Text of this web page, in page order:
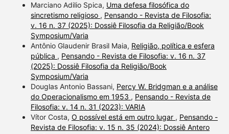
Marciano Adilio Spica, Uma defesa filosófica do
sincretismo religioso , Pensando - Revista de Filosofia:
v. 16 n. 37 (2025): Dossiê Filosofia da Religião/Book
Symposium/Varia
Antônio Glaudenir Brasil Maia, Religião, política e esfera
pública , Pensando - Revista de Filosofia: v. 16 n. 37
(2025): Dossiê Filosofia da Religião/Book
Symposium/Varia
Douglas Antonio Bassani, Percy W. Bridgman e a análise
do Operacionalismo em 1953 , Pensando - Revista de
Filosofia: v. 14 n. 31 (2023): VARIA
Vítor Costa, O possível está em outro lugar , Pensando -
Revista de Filosofia: v. 15 n. 35 (2024): Dossiê Antero